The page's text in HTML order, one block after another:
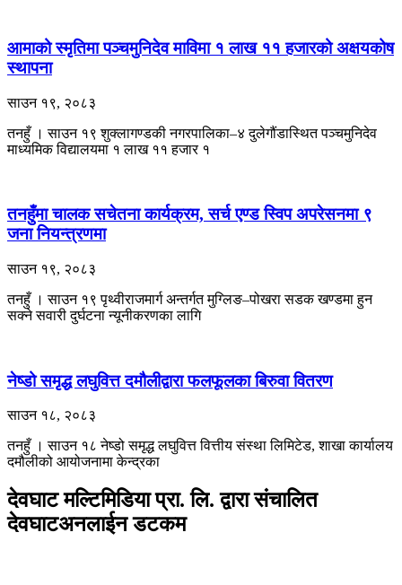
आमाको स्मृतिमा पञ्चमुनिदेव माविमा १ लाख ११ हजारको अक्षयकोष
स्थापना
साउन १९, २०८३
तनहुँ । साउन १९ शुक्लागण्डकी नगरपालिका–४ दुलेगौंडास्थित पञ्चमुनिदेव
माध्यमिक विद्यालयमा १ लाख ११ हजार १
तनहुँमा चालक सचेतना कार्यक्रम, सर्च एण्ड स्विप अपरेसनमा ९
जना नियन्त्रणमा
साउन १९, २०८३
तनहुँ । साउन १९ पृथ्वीराजमार्ग अन्तर्गत मुग्लिङ–पोखरा सडक खण्डमा हुन
सक्ने सवारी दुर्घटना न्यूनीकरणका लागि
नेष्डो समृद्ध लघुवित्त दमौलीद्वारा फलफूलका बिरुवा वितरण
साउन १८, २०८३
तनहुँ । साउन १८ नेष्डो समृद्ध लघुवित्त वित्तीय संस्था लिमिटेड, शाखा कार्यालय
दमौलीको आयोजनामा केन्द्रका
देवघाट मल्टिमिडिया प्रा. लि. द्वारा संचालित
देवघाटअनलाईन डटकम